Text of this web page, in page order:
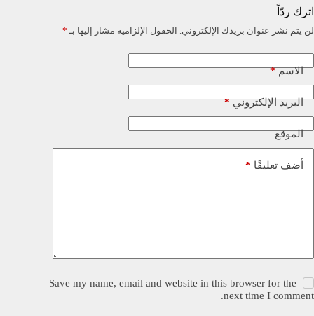
اترك ردّاً
لن يتم نشر عنوان بريدك الإلكتروني. الحقول الإلزامية مشار إليها بـ *
الاسم*
البريد الإلكتروني*
الموقع
أضف تعليقًا *
Save my name, email and website in this browser for the
next time I comment.